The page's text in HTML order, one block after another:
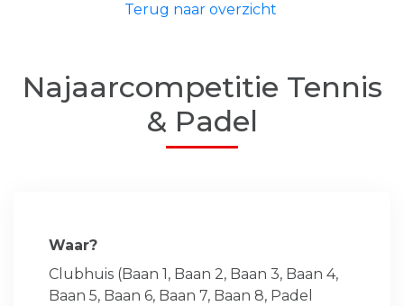
Terug naar overzicht
Najaarcompetitie Tennis
& Padel
Waar?
Clubhuis (Baan 1, Baan 2, Baan 3, Baan 4,
Baan 5, Baan 6, Baan 7, Baan 8, Padel